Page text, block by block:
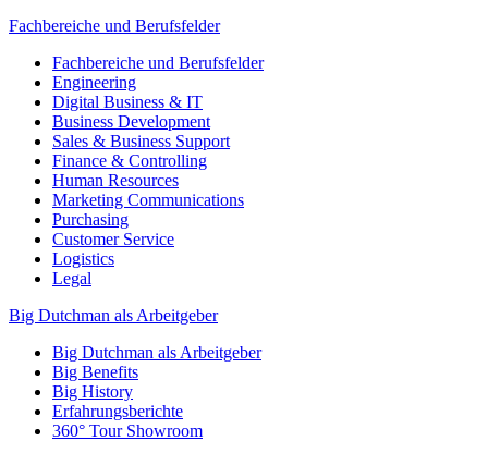
Fachbereiche und Berufsfelder
Fachbereiche und Berufsfelder
Engineering
Digital Business & IT
Business Development
Sales & Business Support
Finance & Controlling
Human Resources
Marketing Communications
Purchasing
Customer Service
Logistics
Legal
Big Dutchman als Arbeitgeber
Big Dutchman als Arbeitgeber
Big Benefits
Big History
Erfahrungsberichte
360° Tour Showroom